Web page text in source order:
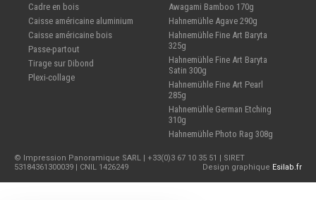
Cadre en bois
Caisse américaine aluminium
Caisse américaine bois
Passe-partout
Tirage sur Dibond
Plexi-collage
Awagami Bamboo 170g
Hahnemühle Agave 290g
Hahnemühle Fine Art Baryta
325g
Hahnemühle Fine Art Baryta
Satin 300g
Hahnemühle Fine Art Pearl
285g
Hahnemühle German Etching
310g
Hahnemühle Photo Rag 308g
© Impression Panoramique SARL | +33(0)3 67 10 35 51 | SIRET
53184361300039 | CNIL 1426249
Design graphique Esilab.fr